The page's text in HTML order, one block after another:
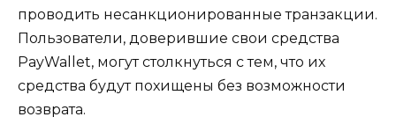
проводить несанкционированные транзакции.
Пользователи, доверившие свои средства
PayWallet, могут столкнуться с тем, что их
средства будут похищены без возможности
возврата.